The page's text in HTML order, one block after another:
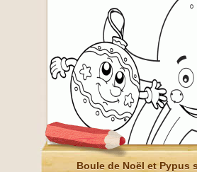
Boule de Noël et Pypus